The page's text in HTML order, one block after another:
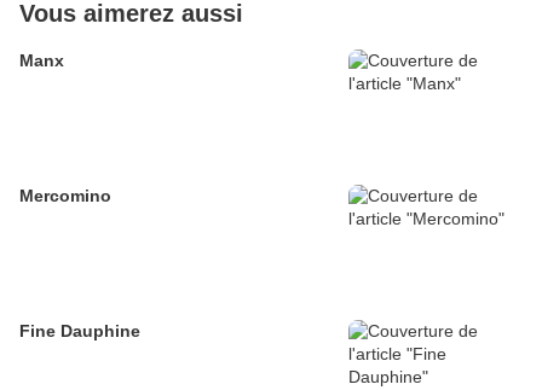
Vous aimerez aussi
Manx
Mercomino
Fine Dauphine